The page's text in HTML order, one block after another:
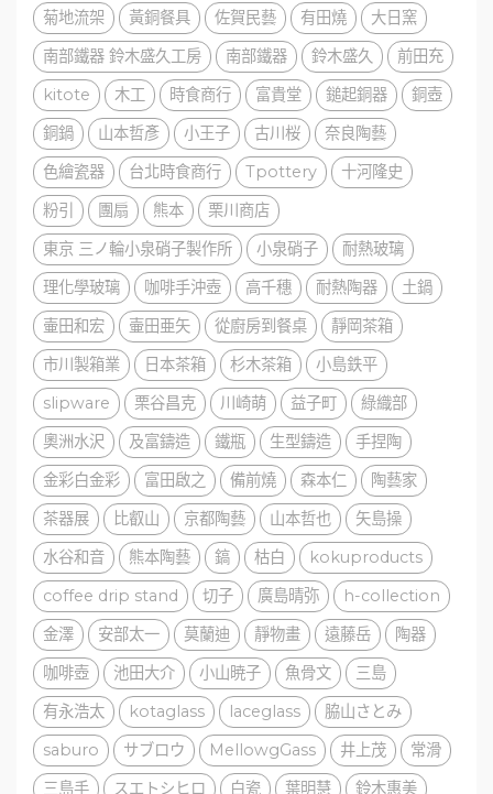
菊地流架
黃銅餐具 佐賀民藝 有田燒
大日窯
南部鐵器 鈴木盛久工房
南部鐵器 鈴木盛久
前田充
kitote
木工 時食商行 富貴堂 鎚起銅器
銅壺
銅鍋
山本哲彥 小王子 古川桜
奈良陶藝
色繪瓷器
台北時食商行 Tpottery
十河隆史
粉引
團扇 熊本
栗川商店
東京 三ノ輪小泉硝子製作所
小泉硝子
耐熱玻璃
理化學玻璃
咖啡手沖壺 高千穗 耐熱陶器
土鍋
壷田和宏
壷田亜矢 從廚房到餐桌
靜岡茶箱
市川製箱業
日本茶箱 杉木茶箱
小島鉄平
slipware
栗谷昌克 川崎萌 益子町
綠織部
奧洲水沢
及富鑄造 鐵瓶 生型鑄造
手捏陶
金彩白金彩
富田啟之 備前燒 森本仁
陶藝家
茶器展
比叡山 京都陶藝 山本哲也
矢島操
水谷和音
熊本陶藝 鎬 枯白
kokuproducts
coffee drip stand
切子 廣島晴弥
h-collection
金澤
安部太一 莫蘭迪 靜物畫 遠藤岳
陶器
咖啡壺
池田大介 小山暁子 魚骨文
三島
有永浩太
kotaglass laceglass
脇山さとみ
saburo
サブロウ MellowgGass 井上茂
常滑
三島手
スエトシヒロ 白瓷 葉明慧
鈴木惠美